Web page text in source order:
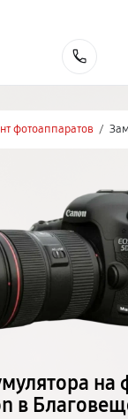
фотоаппаратов /
на
в